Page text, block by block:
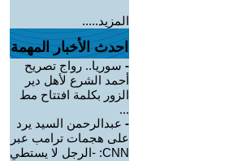
المزيد.....
احدث الأخبار المهمة
- سوريا.. رواج تصريح
أحمد الشرع لأهل دير
الزور بكلمة افتتاح مط
...
- عبدالرحمن السيد يرد
على هجمات ترامب عبر
CNN: -الرجل لا يستطي